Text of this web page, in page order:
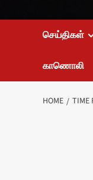
செய்திகள்
காணொலி
HOME TIME